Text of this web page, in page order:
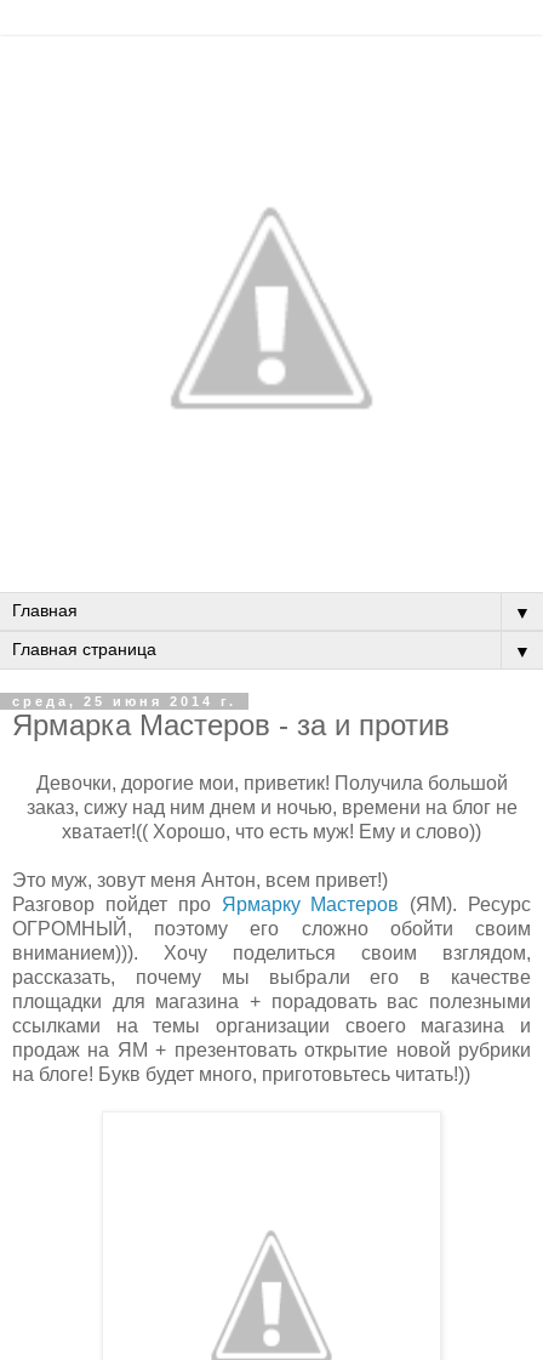
▼
▼
среда, 25 июня 2014 г.
Ярмарка Мастеров - за и против
Девочки, дорогие мои, приветик! Получила большой
заказ, сижу над ним днем и ночью, времени на блог не
хватает!(( Хорошо, что есть муж! Ему и слово))
Это муж, зовут меня Антон, всем привет!)
Разговор пойдет про Ярмарку Мастеров (ЯМ). Ресурс
ОГРОМНЫЙ, поэтому его сложно обойти своим
вниманием))). Хочу поделиться своим взглядом,
рассказать, почему мы выбрали его в качестве
площадки для магазина + порадовать вас полезными
ссылками на темы организации своего магазина и
продаж на ЯМ + презентовать открытие новой рубрики
на блоге! Букв будет много, приготовьтесь читать!))